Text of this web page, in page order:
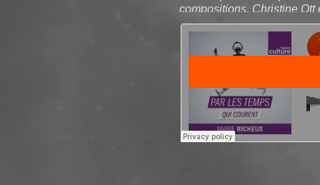
compositions. Christine Ott
œuvre à la fois maligne et
+ INTERVIEW AVEC
temps-qui-courent/